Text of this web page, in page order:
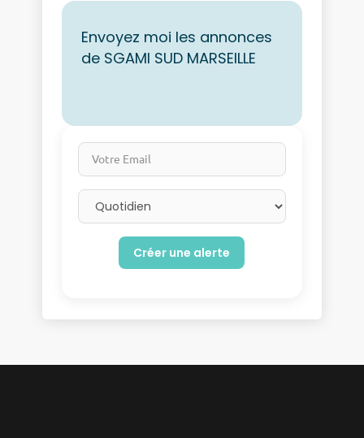
Envoyez moi les annonces
de SGAMI SUD MARSEILLE
Votre Email
Email frequency